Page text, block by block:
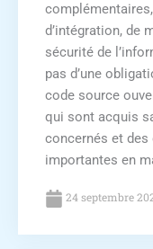
d’intégration, de
sécurité de
pas d’une
code source
qui sont acquis
concernés et
importantes en
24 septembre